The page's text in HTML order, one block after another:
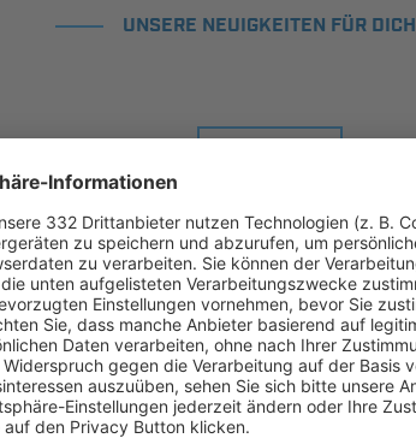
UNSERE NEUIGKEITEN FÜR DICH
Kompletter Spielplan